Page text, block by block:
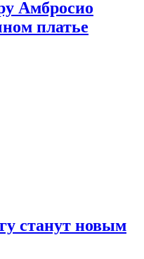
Амбросио
платье
станут новым